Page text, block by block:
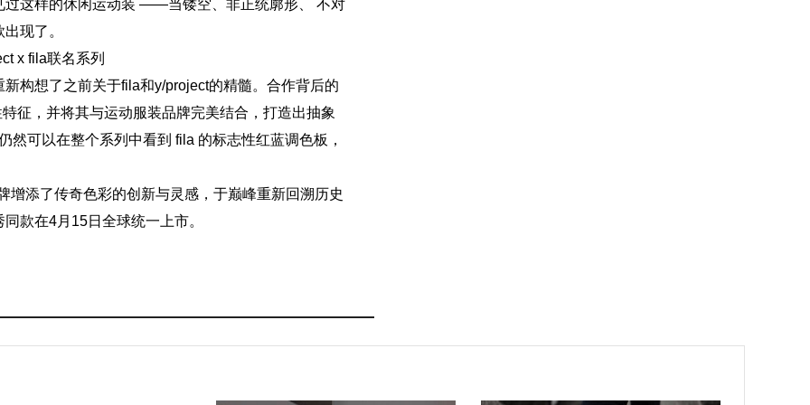
过这样的休闲运动装 ——当镂空、非正统廓形、 不对
现了。
x fila联名系列
构想了之前关于fila和y/project的精髓。合作背后的
征，并将其与运动服装品牌完美结合，打造出抽象
可以在整个系列中看到 fila 的标志性红蓝调色板，
增添了传奇色彩的创新与灵感，于巅峰重新回溯历史
款在4月15日全球统一上市。